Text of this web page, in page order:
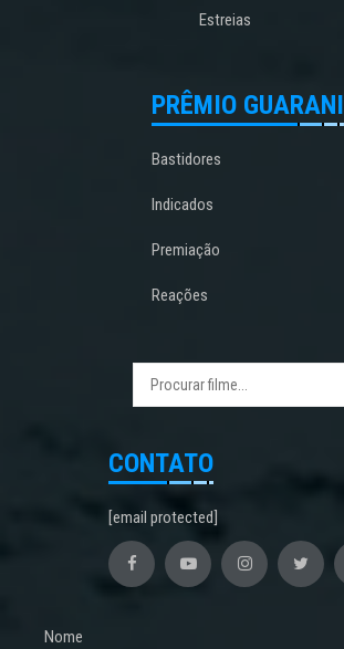
Estreias
PRÊMIO GUARANI
Bastidores
Indicados
Premiação
Reações
CONTATO
[email protected]
Nome